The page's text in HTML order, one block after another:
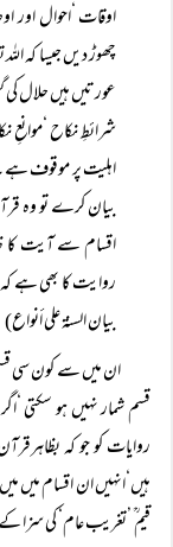
اوقات ‘احوال
چھوڑ دیں جیسا کہ
عورتیں ہیں حلال
شرائطِ نکاح
اہلیت پر موقوف
بیان کرے تو وہ
اقسام سے آیت کا
روایت کا بھی ہے کہ
بیان السنۃ علی أنواع)
ان میں سے کون سی
قسم شمار نہیں ہو سکتی
روایات کو جو کہ
ہیں‘انہیں ان اقسام میں
قیم ؒ ’تغریب عام‘ کی سزا